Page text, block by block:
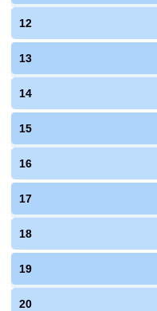
12
13
14
15
16
17
18
19
20